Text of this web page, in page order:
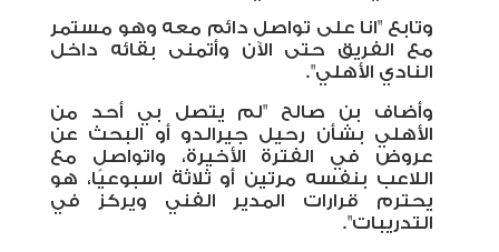
وتابع "انا على تواصل دائم معه وهو مستمر
مع الفريق حتى الآن وأتمنى بقائه داخل
النادي الأهلي".
وأضاف بن صالح "لم يتصل بي أحد من
الأهلي بشأن رحيل جيرالدو أو البحث عن
عروض في الفترة الأخيرة، واتواصل مع
اللاعب بنفسه مرتين أو ثلاثة اسبوعيًا، هو
يحترم قرارات المدير الفني ويركز في
التدريبات".